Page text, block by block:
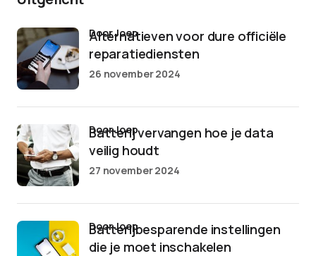
Alternatieven voor dure officiële
reparatiediensten
door Joep
26 november 2024
Batterij vervangen hoe je data
veilig houdt
door Joep
27 november 2024
Batterijbesparende instellingen
die je moet inschakelen
door Joep